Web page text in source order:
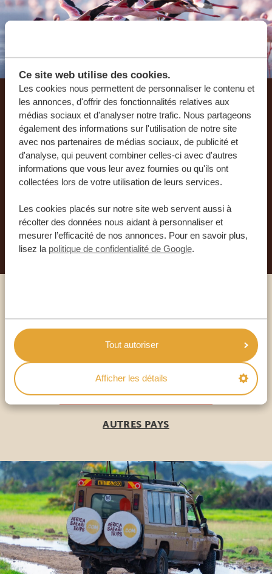
Ce site web utilise des cookies.
Les cookies nous permettent de personnaliser le contenu et
les annonces, d'offrir des fonctionnalités relatives aux
médias sociaux et d'analyser notre trafic. Nous partageons
également des informations sur l'utilisation de notre site
avec nos partenaires de médias sociaux, de publicité et
d'analyse, qui peuvent combiner celles-ci avec d'autres
informations que vous leur avez fournies ou qu'ils ont
collectées lors de votre utilisation de leurs services.
Les cookies placés sur notre site web servent aussi à
récolter des données nous aidant à personnaliser et
mesurer l’efficacité de nos annonces. Pour en savoir plus,
lisez la politique de confidentialité de Google.
Tout autoriser
Afficher les détails
Laissez-nous créer votre
voyage sur mesure
RECEVEZ UN DEVIS GRATUIT, SANS
ENGAGEMENT
PLANIFIEZ VOTRE AVENTURE
Appelez un expert
NOS SPÉCIALISTES SONT LÀ POUR VOUS
AUTRES PAYS